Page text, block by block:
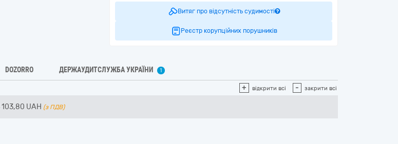
Витяг про відсутність судимості
Реєстр корупційних порушників
DOZORRO ДЕРЖАУДИТСЛУЖБА УКРАЇНИ 1
+ відкрити всі - закрити всі
103,80 UAH (з ПДВ)